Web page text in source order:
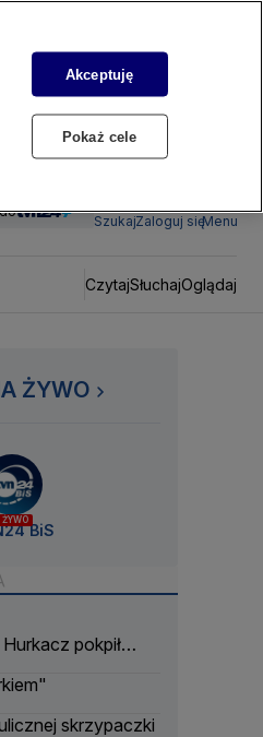
SzukajZaloguj sięMenu
CzytajSłuchajOglądaj
ŻYWO
ŻYWO
BiS
pokpił
skrzypaczki
Akceptuję
Pokaż cele